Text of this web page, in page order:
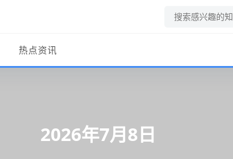
热点资讯
2026年7月8日